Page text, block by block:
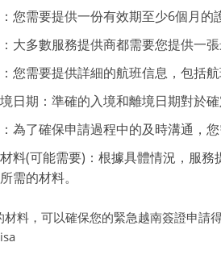
您需要提供一份有效期至少6個月的
大多數服務提供商都需要您提供一
您需要提供詳細的航班信息，包括
日期：準確的入境和離境日期對於
為了確保申請過程中的及時溝通，
料(可能需要)：根據具體情況，服
需的材料。
料，可以確保您的緊急越南簽證申請